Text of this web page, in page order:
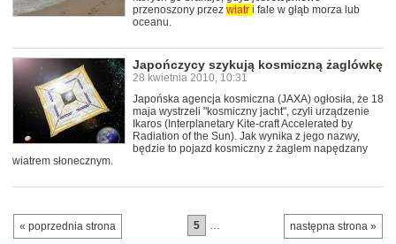
przenoszony przez wiatr i fale w głąb morza lub
oceanu.
Japończycy szykują kosmiczną żaglówkę
28 kwietnia 2010, 10:31
Japońska agencja kosmiczna (JAXA) ogłosiła, że 18
maja wystrzeli "kosmiczny jacht", czyli urządzenie
Ikaros (Interplanetary Kite-craft Accelerated by
Radiation of the Sun). Jak wynika z jego nazwy,
będzie to pojazd kosmiczny z żaglem napędzany
wiatrem słonecznym.
« poprzednia strona następna strona »
5 …